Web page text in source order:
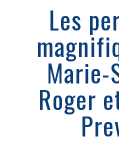
Les
Marie-
Roger